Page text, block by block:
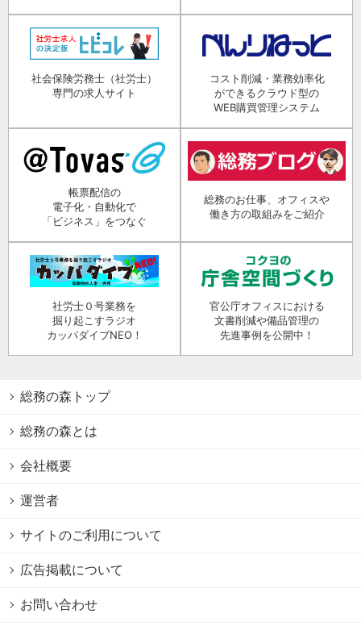
社会保険労務士（社労士）
専門の求人サイト
コスト削減・業務効率化
ができるクラウド型の
WEB購買管理システム
帳票配信の
電子化・自動化で
「ビジネス」をつなぐ
総務のお仕事、オフィスや
働き方の取組みをご紹介
社労士０号業務を
掘り起こすラジオ
カッパダイブNEO！
官公庁オフィスにおける
文書削減や備品管理の
先進事例を公開中！
総務の森トップ
総務の森とは
会社概要
運営者
サイトのご利用について
広告掲載について
お問い合わせ